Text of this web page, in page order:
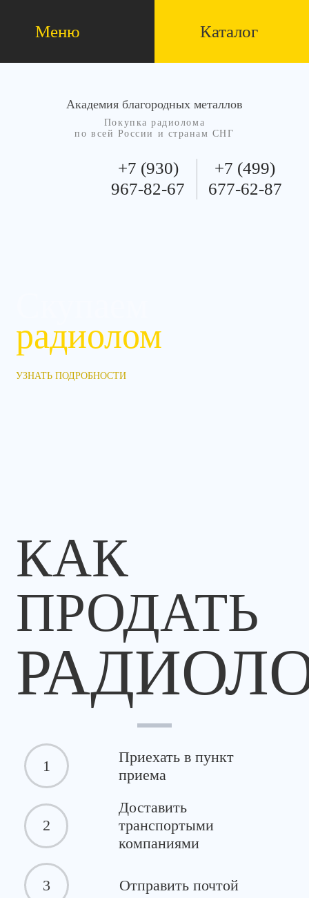
Меню Каталог
Академия благородных металлов
Покупка радиолома
по всей России и странам СНГ
+7 (930)
967-82-67
+7 (499)
677-62-87
радиолом
УЗНАТЬ ПОДРОБНОСТИ
КАК
ПРОДАТЬ
1
Приехать в пункт
приема
2
Доставить
транспортыми
компаниями
3 Отправить почтой